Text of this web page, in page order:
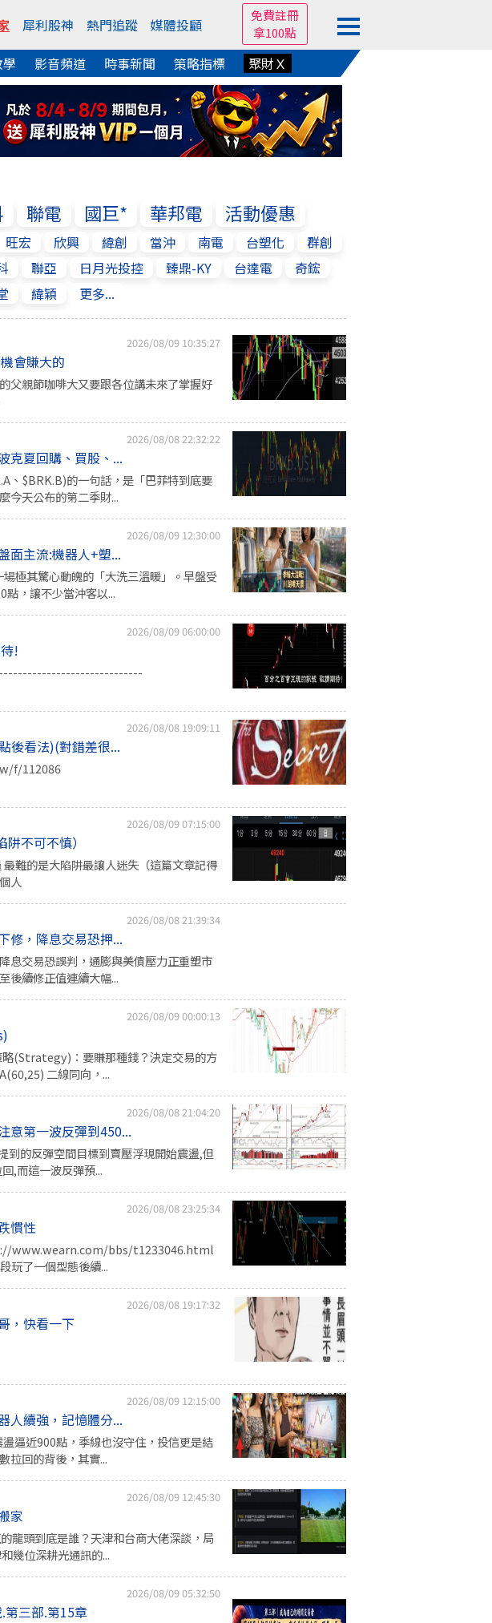
犀利股神 熱門追蹤 媒體投顧
免費註冊
拿100點
影音頻道 時事新聞 策略指標 聚財Ｘ
聯電 國巨* 華邦電 活動優惠
旺宏 欣興 緯創 當沖 南電 台塑化
群創
聯亞 日月光投控 臻鼎-KY 台達電
奇鋐
緯穎 更多...
2026/08/09 10:35:27
會賺大的
父親節咖啡大又要跟各位講未來了掌握好
2026/08/08 22:32:22
克夏回購、買股、...
、$BRK.B)的一句話，是「巴菲特到底要
今天公布的第二季財...
2026/08/09 12:30:00
面主流:機器人+塑...
極其驚心動魄的「大洗三溫暖」。早盤受
，讓不少當沖客以...
2026/08/09 06:00:00
!
!-------------------------------
2026/08/08 19:09:11
後看法)(對錯差很...
f/112086
2026/08/09 07:15:00
不可不慎）
難的是大陷阱最讓人迷失（這篇文章記得
人
2026/08/08 21:39:34
修，降息交易恐押...
息交易恐誤判，通膨與美債壓力正重塑市
後續修正值連續大幅...
2026/08/09 00:00:13
(Strategy)：要賺那種錢？決定交易的方
二線同向，...
2026/08/08 21:04:20
意第一波反彈到450...
到的反彈空間目標到賣壓浮現開始震盪,但
,而這一波反彈預...
2026/08/08 23:25:34
慣性
www.wearn.com/bbs/t1233046.html
玩了一個型態後續...
2026/08/08 19:17:32
，快看一下
2026/08/09 12:15:00
人續強，記憶體分...
逼近900點，季線也沒守住，投信更是結
拉回的背後，其實...
2026/08/09 12:45:30
家
龍頭到底是誰？天津和台商大佬深談，局
幾位深耕光通訊的...
2026/08/09 05:32:50
第三部.第15章